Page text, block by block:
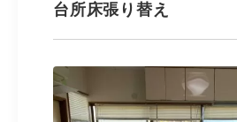
台所床張り替え